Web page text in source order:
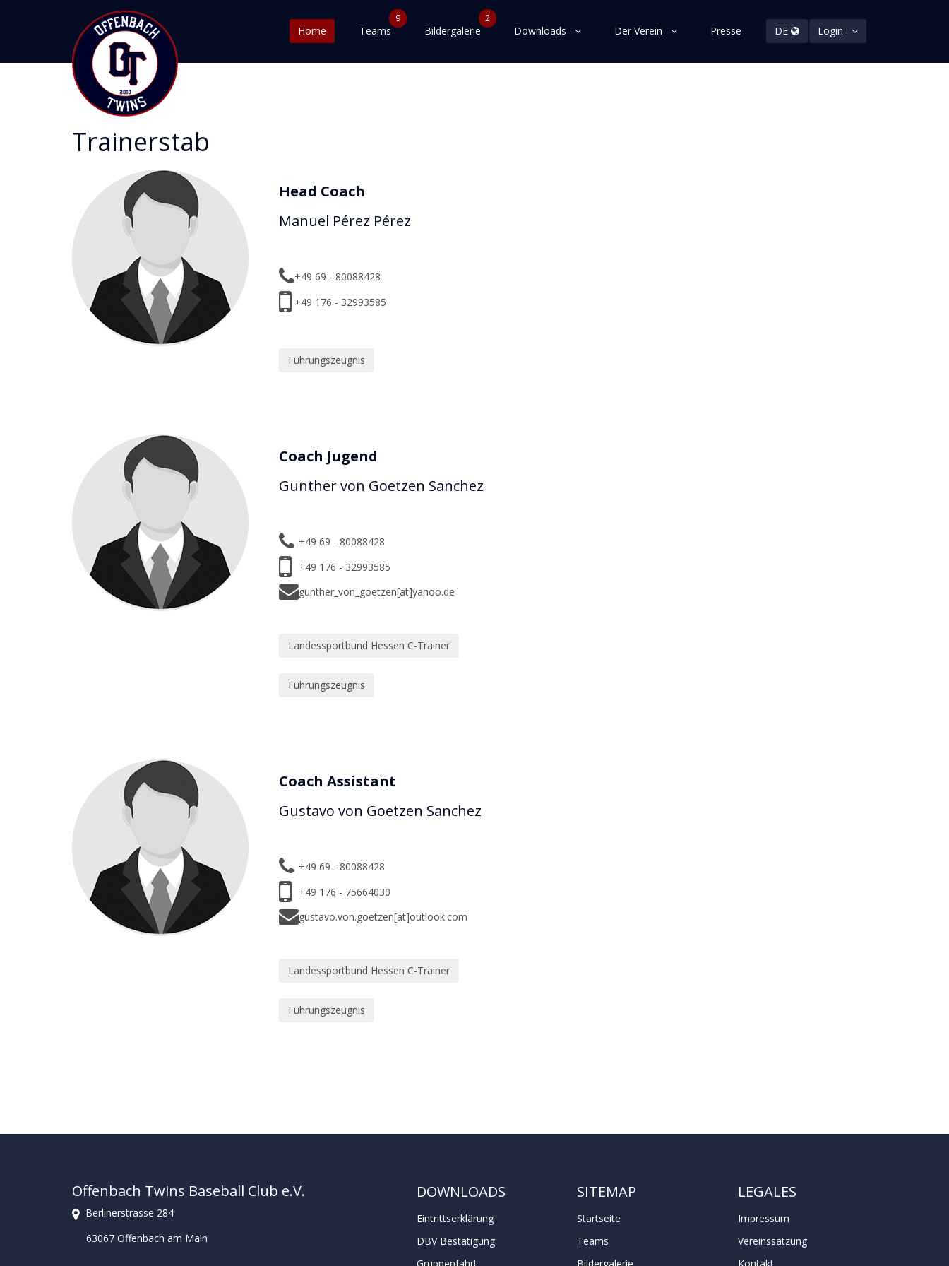
Home
9
Teams
2
Bildergalerie Downloads Der Verein Presse DE Login
Trainerstab
Head Coach
Manuel Pérez Pérez
+49 69 - 80088428
+49 176 - 32993585
Führungszeugnis
Coach Jugend
Gunther von Goetzen Sanchez
+49 69 - 80088428
+49 176 - 32993585
gunther_von_goetzen[at]yahoo.de
Landessportbund Hessen C-Trainer
Führungszeugnis
Coach Assistant
Gustavo von Goetzen Sanchez
+49 69 - 80088428
+49 176 - 75664030
gustavo.von.goetzen[at]outlook.com
Landessportbund Hessen C-Trainer
Führungszeugnis
Offenbach Twins Baseball Club e.V.
Berlinerstrasse 284
63067 Offenbach am Main
DOWNLOADS
Eintrittserklärung
DBV Bestätigung
SITEMAP
Startseite
Teams
LEGALES
Impressum
Vereinssatzung